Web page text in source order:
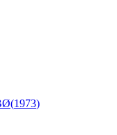
(1973)